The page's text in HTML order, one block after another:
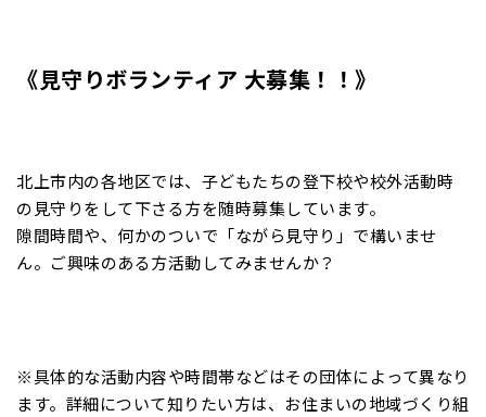
《見守りボランティア 大募集！！》
北上市内の各地区では、子どもたちの登下校や校外活動時
の見守りをして下さる方を随時募集しています。
隙間時間や、何かのついで「ながら見守り」で構いませ
ん。ご興味のある方活動してみませんか？
※具体的な活動内容や時間帯などはその団体によって異なり
ます。詳細について知りたい方は、お住まいの地域づくり組